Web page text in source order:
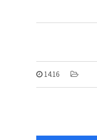
14.16